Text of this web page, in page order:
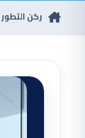
ركن التطور